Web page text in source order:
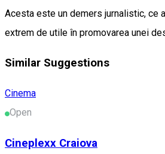
Acesta este un demers jurnalistic, ce
extrem de utile în promovarea unei
Similar Suggestions
Cinema
Open
Cineplexx Craiova